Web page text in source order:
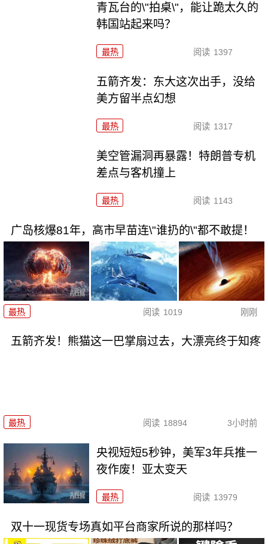
青瓦台的\"拍桌\"，能让跪太久的
韩国站起来吗？
最热 阅读 1397
五箭齐发：东大这次出手，没给
美方留半点幻想
最热 阅读 1317
美空管漏洞再暴露！特朗普专机
差点与客机撞上
最热 阅读 1143
广岛核爆81年，高市早苗连\"谁扔的\"都不敢提！
最热 阅读 1019 刚刚
五箭齐发！熊猫这一巴掌扇过去，大漂亮终于知疼
最热 阅读 18894 3小时前
央视短短5秒钟，美军3年兵推一
夜作废！亚太变天
最热 阅读 13979
双十一现货专场真如平台商家所说的那样吗？